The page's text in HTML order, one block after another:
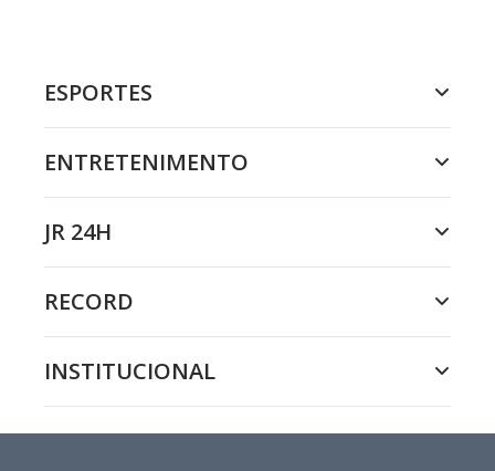
ESPORTES
ENTRETENIMENTO
JR 24H
RECORD
INSTITUCIONAL